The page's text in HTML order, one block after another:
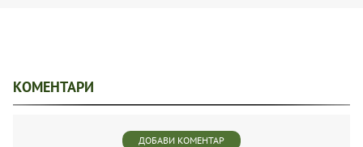
КОМЕНТАРИ
ДОБАВИ КОМЕНТАР